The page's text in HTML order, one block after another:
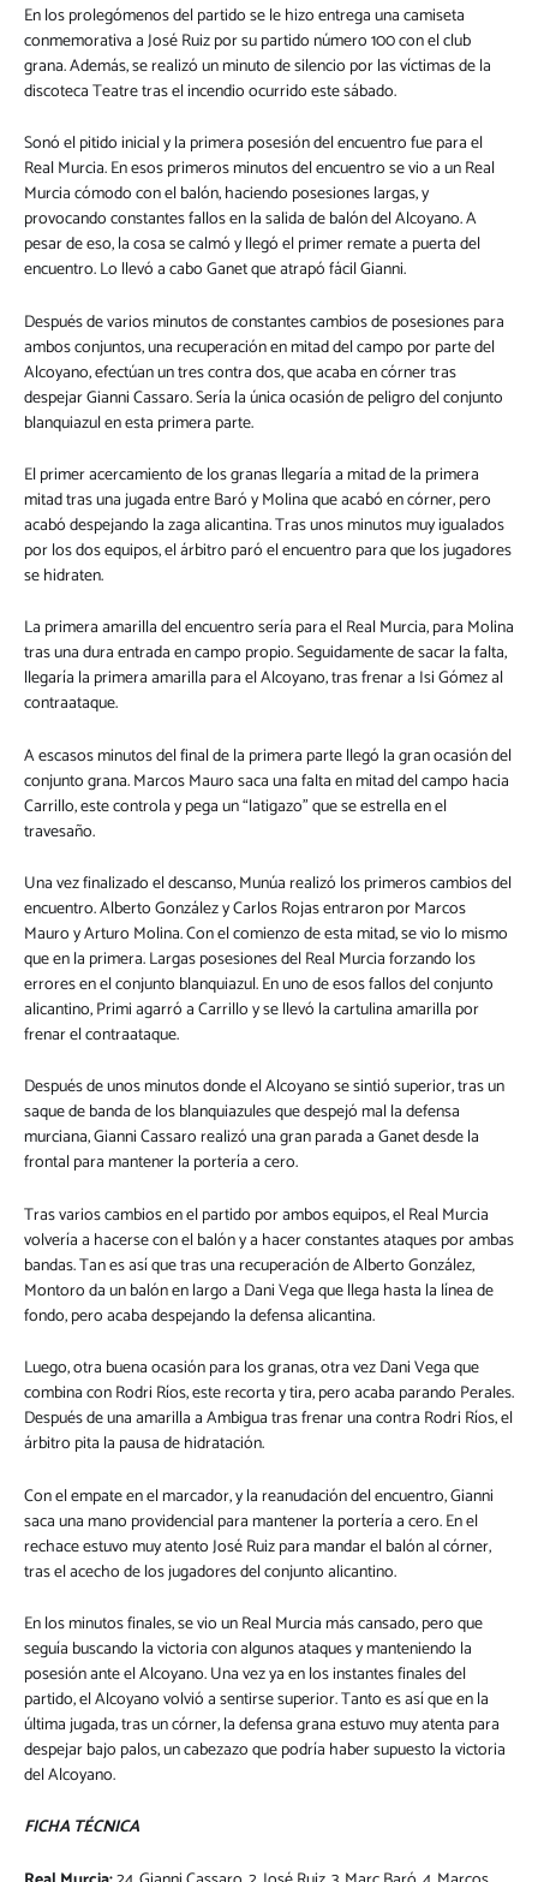
En los prolegómenos del partido se le hizo entrega una camiseta
conmemorativa a José Ruiz por su partido número 100 con el club
grana. Además, se realizó un minuto de silencio por las víctimas de la
discoteca Teatre tras el incendio ocurrido este sábado.
Sonó el pitido inicial y la primera posesión del encuentro fue para el
Real Murcia. En esos primeros minutos del encuentro se vio a un Real
Murcia cómodo con el balón, haciendo posesiones largas, y
provocando constantes fallos en la salida de balón del Alcoyano. A
pesar de eso, la cosa se calmó y llegó el primer remate a puerta del
encuentro. Lo llevó a cabo Ganet que atrapó fácil Gianni.
Después de varios minutos de constantes cambios de posesiones para
ambos conjuntos, una recuperación en mitad del campo por parte del
Alcoyano, efectúan un tres contra dos, que acaba en córner tras
despejar Gianni Cassaro. Sería la única ocasión de peligro del conjunto
blanquiazul en esta primera parte.
El primer acercamiento de los granas llegaría a mitad de la primera
mitad tras una jugada entre Baró y Molina que acabó en córner, pero
acabó despejando la zaga alicantina. Tras unos minutos muy igualados
por los dos equipos, el árbitro paró el encuentro para que los jugadores
se hidraten.
La primera amarilla del encuentro sería para el Real Murcia, para Molina
tras una dura entrada en campo propio. Seguidamente de sacar la falta,
llegaría la primera amarilla para el Alcoyano, tras frenar a Isi Gómez al
contraataque.
A escasos minutos del final de la primera parte llegó la gran ocasión del
conjunto grana. Marcos Mauro saca una falta en mitad del campo hacia
Carrillo, este controla y pega un “latigazo” que se estrella en el
travesaño.
Una vez finalizado el descanso, Munúa realizó los primeros cambios del
encuentro. Alberto González y Carlos Rojas entraron por Marcos
Mauro y Arturo Molina. Con el comienzo de esta mitad, se vio lo mismo
que en la primera. Largas posesiones del Real Murcia forzando los
errores en el conjunto blanquiazul. En uno de esos fallos del conjunto
alicantino, Primi agarró a Carrillo y se llevó la cartulina amarilla por
frenar el contraataque.
Después de unos minutos donde el Alcoyano se sintió superior, tras un
saque de banda de los blanquiazules que despejó mal la defensa
murciana, Gianni Cassaro realizó una gran parada a Ganet desde la
frontal para mantener la portería a cero.
Tras varios cambios en el partido por ambos equipos, el Real Murcia
volvería a hacerse con el balón y a hacer constantes ataques por ambas
bandas. Tan es así que tras una recuperación de Alberto González,
Montoro da un balón en largo a Dani Vega que llega hasta la línea de
fondo, pero acaba despejando la defensa alicantina.
Luego, otra buena ocasión para los granas, otra vez Dani Vega que
combina con Rodri Ríos, este recorta y tira, pero acaba parando Perales.
Después de una amarilla a Ambigua tras frenar una contra Rodri Ríos, el
árbitro pita la pausa de hidratación.
Con el empate en el marcador, y la reanudación del encuentro, Gianni
saca una mano providencial para mantener la portería a cero. En el
rechace estuvo muy atento José Ruiz para mandar el balón al córner,
tras el acecho de los jugadores del conjunto alicantino.
En los minutos finales, se vio un Real Murcia más cansado, pero que
seguía buscando la victoria con algunos ataques y manteniendo la
posesión ante el Alcoyano. Una vez ya en los instantes finales del
partido, el Alcoyano volvió a sentirse superior. Tanto es así que en la
última jugada, tras un córner, la defensa grana estuvo muy atenta para
despejar bajo palos, un cabezazo que podría haber supuesto la victoria
del Alcoyano.
FICHA TÉCNICA